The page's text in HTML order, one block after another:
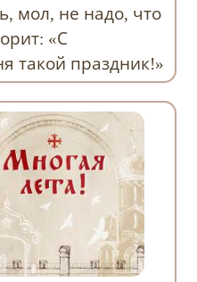
мол, не надо, что
«С
такой праздник!»